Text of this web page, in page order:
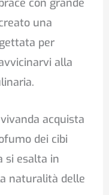
con grande
una
per
alla
acquista
dei cibi
si esalta in
naturalità delle